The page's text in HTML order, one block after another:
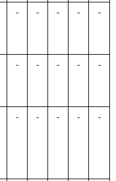
- - - - -
- - - - -
- - - - -